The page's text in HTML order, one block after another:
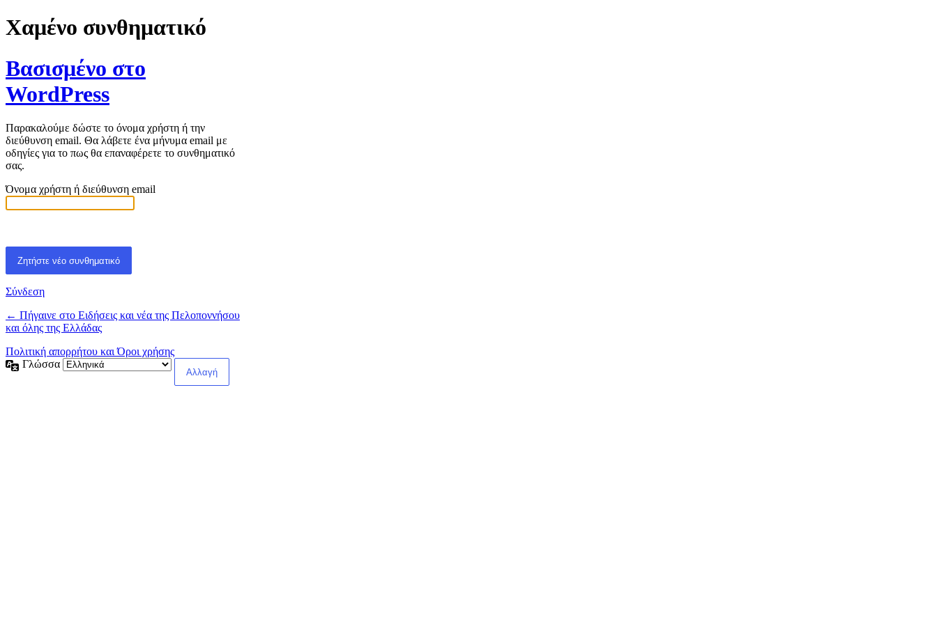
Χαμένο συνθηματικό
Βασισμένο στο
WordPress
Παρακαλούμε δώστε το όνομα χρήστη ή την
διεύθυνση email. Θα λάβετε ένα μήνυμα email με
οδηγίες για το πως θα επαναφέρετε το συνθηματικό
σας.
Όνομα χρήστη ή διεύθυνση email
Σύνδεση
← Πήγαινε στο Ειδήσεις και νέα της Πελοποννήσου
και όλης της Ελλάδας
Πολιτική απορρήτου και Όροι χρήσης
Γλώσσα